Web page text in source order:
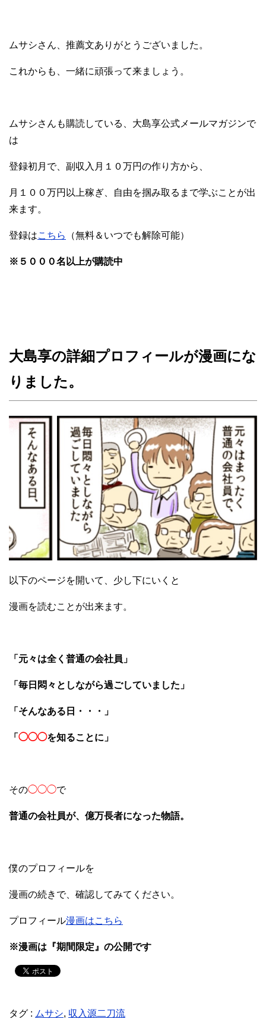
ムサシさん、推薦文ありがとうございました。
これからも、一緒に頑張って来ましょう。
ムサシさんも購読している、大島享公式メールマガジンで
は
登録初月で、副収入月１０万円の作り方から、
月１００万円以上稼ぎ、自由を掴み取るまで学ぶことが出
来ます。
登録はこちら （無料＆いつでも解除可能）
※５０００名以上が購読中
大島享の詳細プロフィールが漫画にな
りました。
以下のページを開いて、少し下にいくと
漫画を読むことが出来ます。
「元々は全く普通の会社員」
「毎日悶々としながら過ごしていました」
「そんなある日・・・」
「 ◯◯◯を知ることに」
その◯◯◯で
普通の会社員が、億万長者になった物語。
僕のプロフィールを
漫画の続きで、確認してみてください。
プロフィール漫画はこちら
※漫画は『期間限定』の公開です
タグ : ムサシ, 収入源二刀流